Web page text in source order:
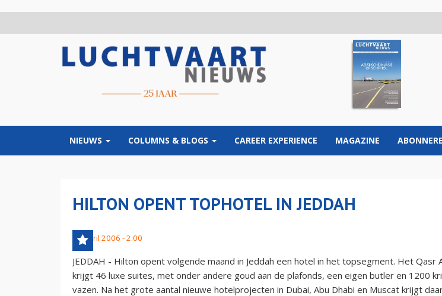
NIEUWS COLUMNS & BLOGS CAREER EXPERIENCE MAGAZINE
HILTON OPENT TOPHOTEL IN JEDDAH
13 april 2006 - 2:00
JEDDAH - Hilton opent volgende maand in Jeddah een hotel in het topsegment. Het Qasr
krijgt 46 luxe suites, met onder andere goud aan de plafonds, een eigen butler en 1200
vazen. Na het grote aantal nieuwe hotelprojecten in Dubai, Abu Dhabi en Muscat krijgt